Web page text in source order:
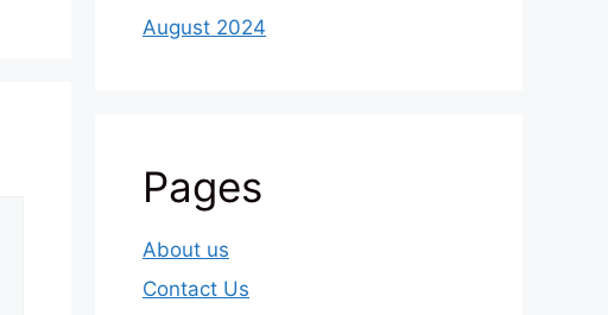
August 2024
Pages
About us
Contact Us